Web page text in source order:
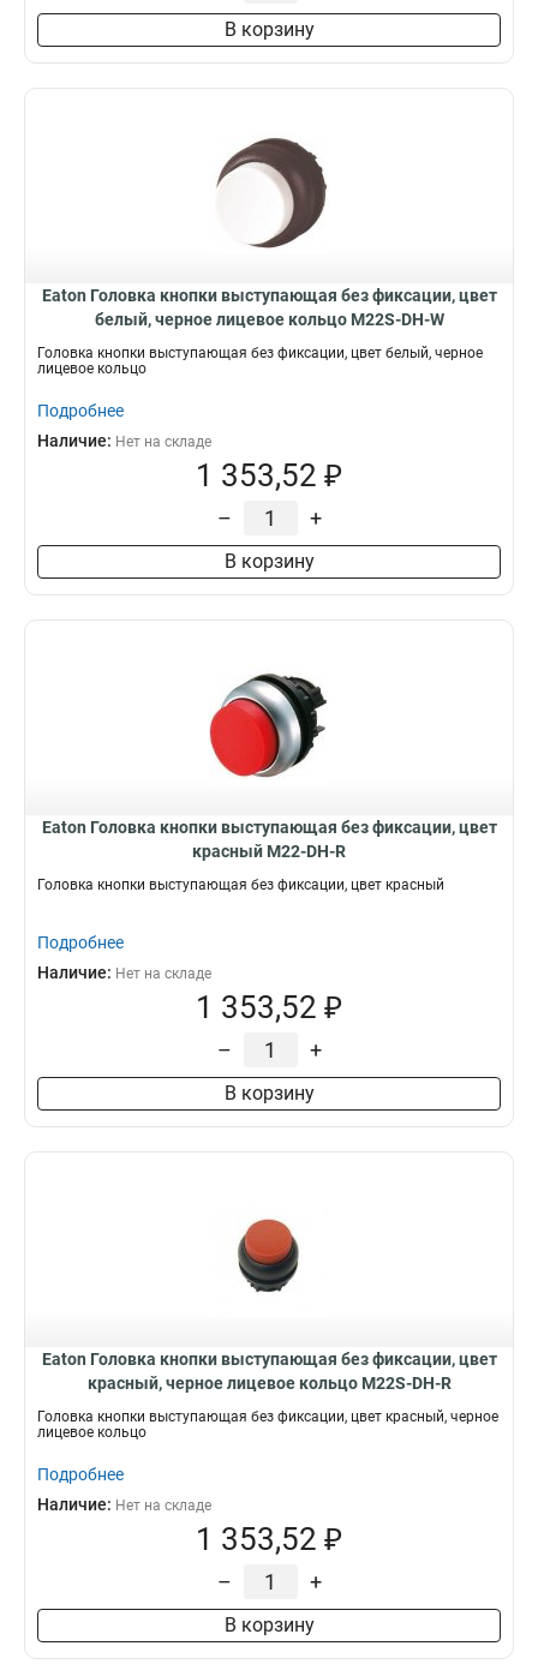
В корзину
Eaton Головка кнопки выступающая без фиксации, цвет
белый, черное лицевое кольцо M22S-DH-W
Головка кнопки выступающая без фиксации, цвет белый, черное
лицевое кольцо
Подробнее
Наличие: Нет на складе
1 353,52 ₽
– +
В корзину
Eaton Головка кнопки выступающая без фиксации, цвет
красный M22-DH-R
Головка кнопки выступающая без фиксации, цвет красный
Подробнее
Наличие: Нет на складе
1 353,52 ₽
– +
В корзину
Eaton Головка кнопки выступающая без фиксации, цвет
красный, черное лицевое кольцо M22S-DH-R
Головка кнопки выступающая без фиксации, цвет красный, черное
лицевое кольцо
Подробнее
Наличие: Нет на складе
1 353,52 ₽
– +
В корзину